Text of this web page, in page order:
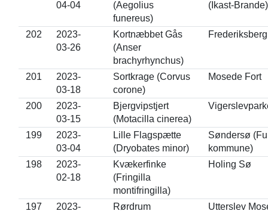
04-04
(Aegolius
funereus)
(Ikast-Brande)
202
2023-
03-26
Kortnæbbet Gås
(Anser
brachyrhynchus)
201
2023-
03-18
Sortkrage (Corvus
corone)
Mosede Fort
200
2023-
03-15
Bjergvipstjert
(Motacilla cinerea)
199
2023-
03-04
Lille Flagspætte
(Dryobates minor)
Søndersø
kommune)
198
2023-
02-18
Kvækerfinke
(Fringilla
montifringilla)
Holing Sø
197
2023-
Rørdrum
Utterslev